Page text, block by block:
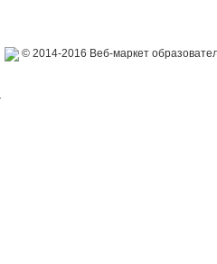
© 2014-2016 Веб-маркет